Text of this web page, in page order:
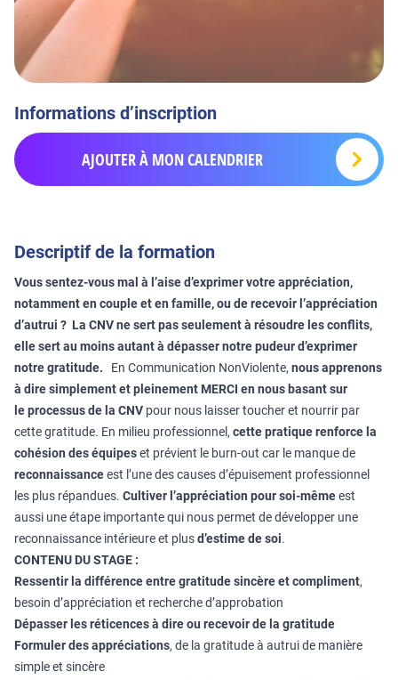
Informations d’inscription
AJOUTER À MON CALENDRIER
Descriptif de la formation
Vous sentez-vous mal à l’aise d’exprimer votre appréciation,
notamment en couple et en famille, ou de recevoir l’appréciation
d’autrui ? La CNV ne sert pas seulement à résoudre les conflits,
elle sert au moins autant à dépasser notre pudeur d’exprimer
notre gratitude. En Communication NonViolente, nous apprenons
à dire simplement et pleinement MERCI en nous basant sur
leprocessus de la CNV pour nous laisser toucher et nourrir par
cette gratitude. En milieu professionnel, cette pratique renforce la
cohésion des équipeset prévient le burn-out car le manque de
reconnaissanceest l’une des causes d’épuisement professionnel
les plus répandues. Cultiver l’appréciation pour soi-mêmeest
aussi une étape importante qui nous permet de développer une
reconnaissance intérieure et plusd’estime de soi.
CONTENU DU STAGE :
Ressentir la différence entre gratitude sincère et compliment,
besoin d’appréciation et recherche d’approbation
Dépasser les réticences à dire ou recevoir de la gratitude
Formuler des appréciations, de la gratitude à autrui de manière
simple et sincère